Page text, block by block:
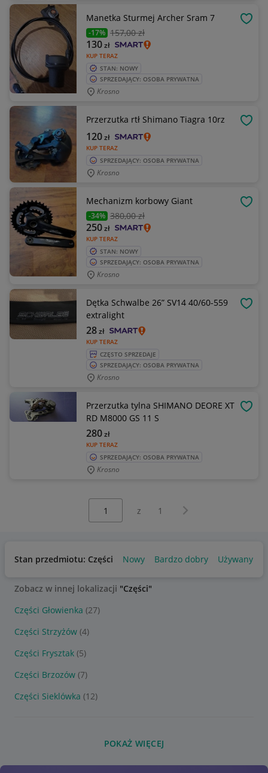
Manetka Sturmej Archer Sram 7
-17% 157,00 zł
KUP TERAZ
130zł
STAN: NOWY
SPRZEDAJĄCY: OSOBA PRYWATNA
Krosno
Przerzutka rtł Shimano Tiagra 10rz
KUP TERAZ
120zł
SPRZEDAJĄCY: OSOBA PRYWATNA
Krosno
Mechanizm korbowy Giant
-34% 380,00 zł
KUP TERAZ
250zł
STAN: NOWY
SPRZEDAJĄCY: OSOBA PRYWATNA
Krosno
Dętka Schwalbe 26” SV14 40/60-559
extralight
KUP TERAZ
28zł
CZĘSTO SPRZEDAJE
SPRZEDAJĄCY: OSOBA PRYWATNA
Krosno
Przerzutka tylna SHIMANO DEORE XT
RD M8000 GS 11 S
KUP TERAZ
280zł
SPRZEDAJĄCY: OSOBA PRYWATNA
Krosno
z 1 Następna strona
Stan przedmiotu: Części Nowy Bardzo dobry Używany
Zobacz w innej lokalizacji "Części"
Części Głowienka (27)
Części Strzyżów (4)
Części Frysztak (5)
Części Brzozów (7)
Części Sieklówka (12)
POKAŻ WIĘCEJ